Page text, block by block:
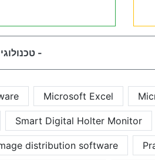
-
Microsoft Excel
Smart Digital Holter Monitor
distribution software